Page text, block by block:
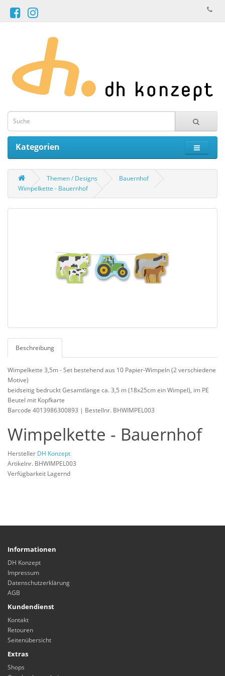
Kategorien
Themen / Designs
Bauernhof
Wimpelkette - Bauernhof
Beschreibung
Wimpelkette 3,5m - Set bestehend aus 10 Papier-Wimpeln (2 verschiedene
Motive)
beidseitig bedruckt Gesamtlänge ca. 3,5 m (18x25cm ein Wimpel), im PE
Beutel mit Kopfkarte
Barcode 4013986300893 | Bestellnr. BHWIMPEL003
Wimpelkette - Bauernhof
Hersteller DH Konzept
Artikelnr. BHWIMPEL003
Verfügbarkeit Lagernd
Informationen
DH Konzept
Impressum
Datenschutzerklärung
AGB
Kundendienst
Kontakt
Retouren
Seitenübersicht
Extras
Shops